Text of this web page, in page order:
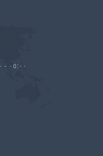
VII-IV, 0-24 h VI, ٠٥:٠٠ - ٢٣:٠٠